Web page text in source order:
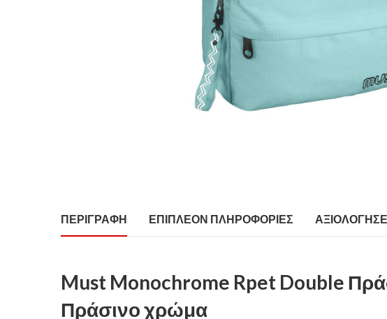
ΠΕΡΙΓΡΑΦΉ ΕΠΙΠΛΈΟΝ ΠΛΗΡΟΦΟΡΊΕΣ
Must Monochrome Rpet Double
Πράσινο χρώμα